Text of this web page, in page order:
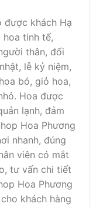
được khách Hạ
tinh tế,
thân, đối
lễ kỷ niệm,
bó, giỏ hoa,
Hoa được
lạnh, đảm
Hoa Phương
nhanh, đúng
viên có mắt
tư vấn chi tiết
Hoa Phương
khách hàng